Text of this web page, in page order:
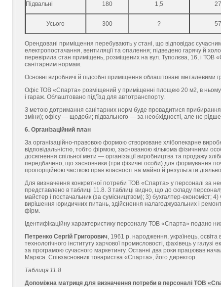
Підвальні 180 1,5
Усього 300 ?
Орендовані приміщення перебувають у стані, що відповідає
електропостачання, вентиляції та опалення; підведено гарячу й
перевірила стан приміщень, розміщених на вул. Туполєва, 16, і ТОВ
санітарним нормам.
Основні виробничі й підсобні приміщення облаштовані металевими
Офіс ТОВ «Спарта» розміщений у приміщенні площею 20 м2, в ньому
і гараж. Облаштовано під’їзд для автотранспорту.
З метою дотримання санітарних норм буде провадитися
зміни); офісу — щодоби; підвального — за необхідності, але не
6. Організаційний план
За організаційно-правовою формою створюване хлібопекарне
відповідальністю, тобто фірмою, заснованою кількома фізичними
досягнення спільної мети — організації виробництва та продажу
передбачено, що засновники (три фізичні особи) для формування
пропорційною часткою прав власності на майно й результати
Для визначення конкретної потреби ТОВ «Спарта» у персоналі за
представлено в таблиці 11.8. З таблиці видно, що до складу
майстер і постачальник (за сумісництвом); 3) бухгалтер-економіст;
вирішення юридичних питань, здійснення налагоджувальних і
фірм.
Ідентифікаційну характеристику персоналу ТОВ «Спарта» подано
Петренко Сергій Григорович, 1961 р. народження, українець,
технологічного інституту харчової промисловості, фахівець у
за програмою сучасного маркетингу. Останні два роки працював
Маркса. Співзасновник товариства «Спарта», його директор.
Таблиця 11.8
Допоміжна матриця для визначення потреби в персоналі ТОВ